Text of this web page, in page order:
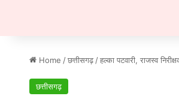
Home / छत्तीसगढ़ / हल्का पटवारी, राजस्व
छत्तीसगढ़